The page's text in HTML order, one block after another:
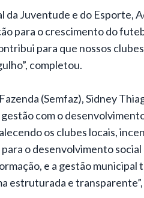
da Juventude e do Esporte,
para o crescimento do
para que nossos
completou.
(Semfaz), Sidney
com o
os clubes locais,
o desenvolvimento
e a gestão municipal
estruturada e